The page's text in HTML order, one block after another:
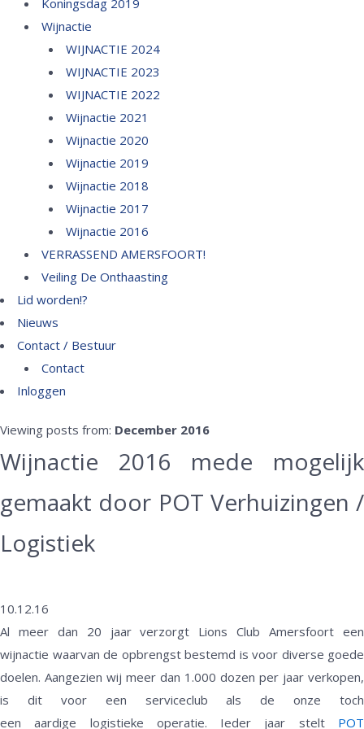
Koningsdag 2019
Wijnactie
WIJNACTIE 2024
WIJNACTIE 2023
WIJNACTIE 2022
Wijnactie 2021
Wijnactie 2020
Wijnactie 2019
Wijnactie 2018
Wijnactie 2017
Wijnactie 2016
VERRASSEND AMERSFOORT!
Veiling De Onthaasting
Lid worden!?
Nieuws
Contact / Bestuur
Contact
Inloggen
Viewing posts from: December 2016
Wijnactie 2016 mede mogelijk
gemaakt door POT Verhuizingen /
Logistiek
10.12.16
Al meer dan 20 jaar verzorgt Lions Club Amersfoort een
wijnactie waarvan de opbrengst bestemd is voor diverse goede
doelen. Aangezien wij meer dan 1.000 dozen per jaar verkopen,
is dit voor een serviceclub als de onze toch
een aardige logistieke operatie. Ieder jaar stelt POT